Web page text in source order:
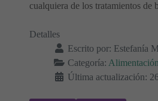
cualquiera de los tratamientos de
Detalles
Escrito por: Estefanía
Categoría:
Última actualización: